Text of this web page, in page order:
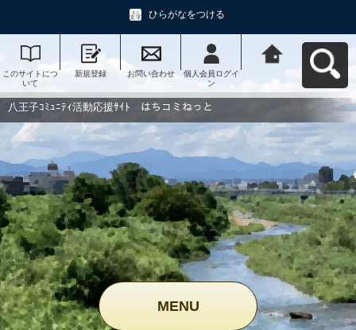
ひらがなをつける
このサイトにつ
いて
新規登録 お問い合わせ
個人会員ログイ
ン
動応援ｻｲﾄ はち
コミねっとへ戻
八王子ｺﾐｭﾆﾃｨ活動応援ｻｲﾄ はちコミねっと
MENU